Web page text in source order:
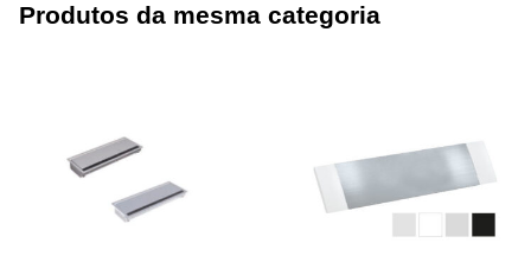
Produtos da mesma categoria